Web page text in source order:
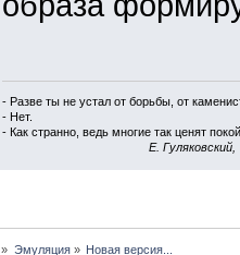
- Разве ты не устал от борьбы, от
- Нет.
- Как странно, ведь многие так ценят
E.
» Эмуляция» Новая версия...